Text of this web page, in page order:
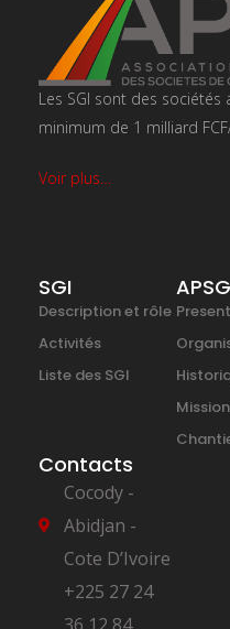
Les SGI sont des sociétés
minimum de 1 milliard
Voir plus…
SGI
Description et rôle
Activités
Liste des SGI
Contacts
Cocody -
Abidjan -
Cote D’Ivoire
+225 27 24